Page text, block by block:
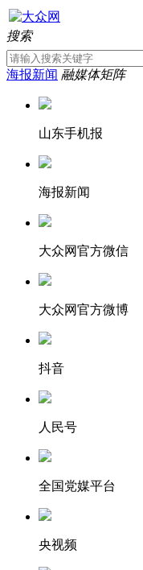
搜索
海报新闻 融媒体矩阵
山东手机报
海报新闻
大众网官方微信
大众网官方微博
抖音
人民号
全国党媒平台
央视频